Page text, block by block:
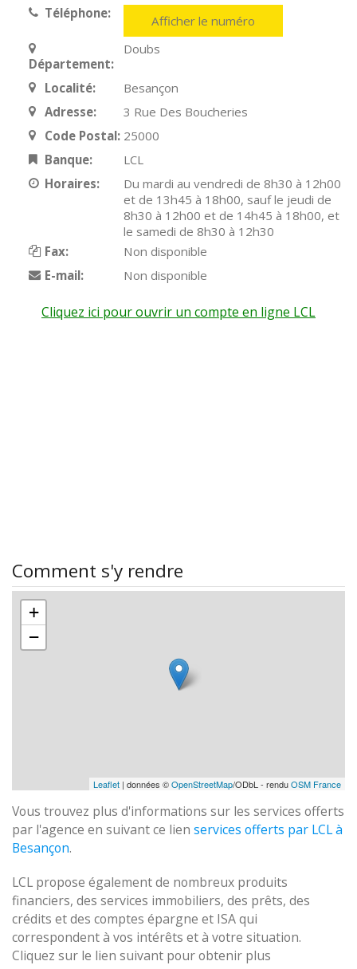
Téléphone: Afficher le numéro
Département:
Doubs
Localité:
Besançon
Adresse:
3 Rue Des Boucheries
Code Postal: 25000
Banque:
LCL
Horaires:
Du mardi au vendredi de 8h30 à 12h00
et de 13h45 à 18h00, sauf le jeudi de
8h30 à 12h00 et de 14h45 à 18h00, et
le samedi de 8h30 à 12h30
Fax:
Non disponible
E-mail:
Non disponible
Cliquez ici pour ouvrir un compte en ligne LCL
Comment s'y rendre
+
−
Leaflet | données ©OpenStreetMap/ODbL - renduOSM France
Vous trouvez plus d'informations sur les services offerts
par l'agence en suivant ce lien services offerts par LCL à
Besançon.
LCL propose également de nombreux produits
financiers, des services immobiliers, des prêts, des
crédits et des comptes épargne et ISA qui
correspondent à vos intérêts et à votre situation.
Cliquez sur le lien suivant pour obtenir plus